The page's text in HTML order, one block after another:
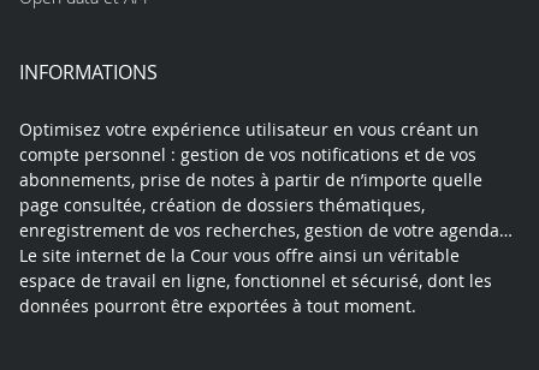
INFORMATIONS
Optimisez votre expérience utilisateur en vous créant un
compte personnel : gestion de vos notifications et de vos
abonnements, prise de notes à partir de n’importe quelle
page consultée, création de dossiers thématiques,
enregistrement de vos recherches, gestion de votre agenda…
Le site internet de la Cour vous offre ainsi un véritable
espace de travail en ligne, fonctionnel et sécurisé, dont les
données pourront être exportées à tout moment.